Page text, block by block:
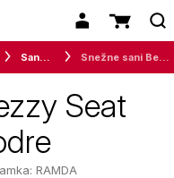
Sankanje
Seat
RAMDA